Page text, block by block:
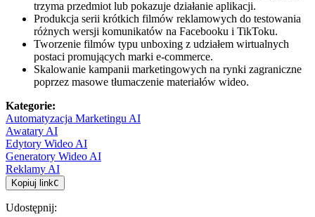
trzyma przedmiot lub pokazuje działanie aplikacji.
Produkcja serii krótkich filmów reklamowych do testowania
różnych wersji komunikatów na Facebooku i TikToku.
Tworzenie filmów typu unboxing z udziałem wirtualnych
postaci promujących marki e-commerce.
Skalowanie kampanii marketingowych na rynki zagraniczne
poprzez masowe tłumaczenie materiałów wideo.
Kategorie:
Automatyzacja Marketingu AI
Awatary AI
Edytory Wideo AI
Generatory Wideo AI
Reklamy AI
Kopiuj linkC
Udostępnij: